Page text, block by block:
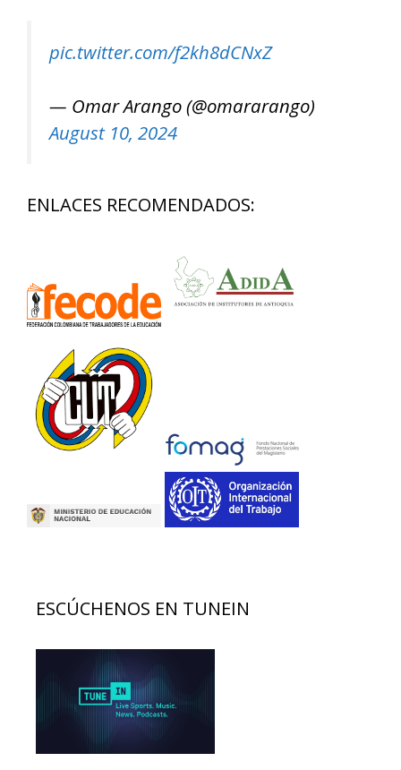
pic.twitter.com/f2kh8dCNxZ
— Omar Arango (@omararango)
August 10, 2024
ENLACES RECOMENDADOS:
ESCÚCHENOS EN TUNEIN